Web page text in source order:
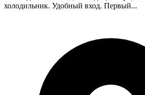
холодильник. Удобный вход. Первый...